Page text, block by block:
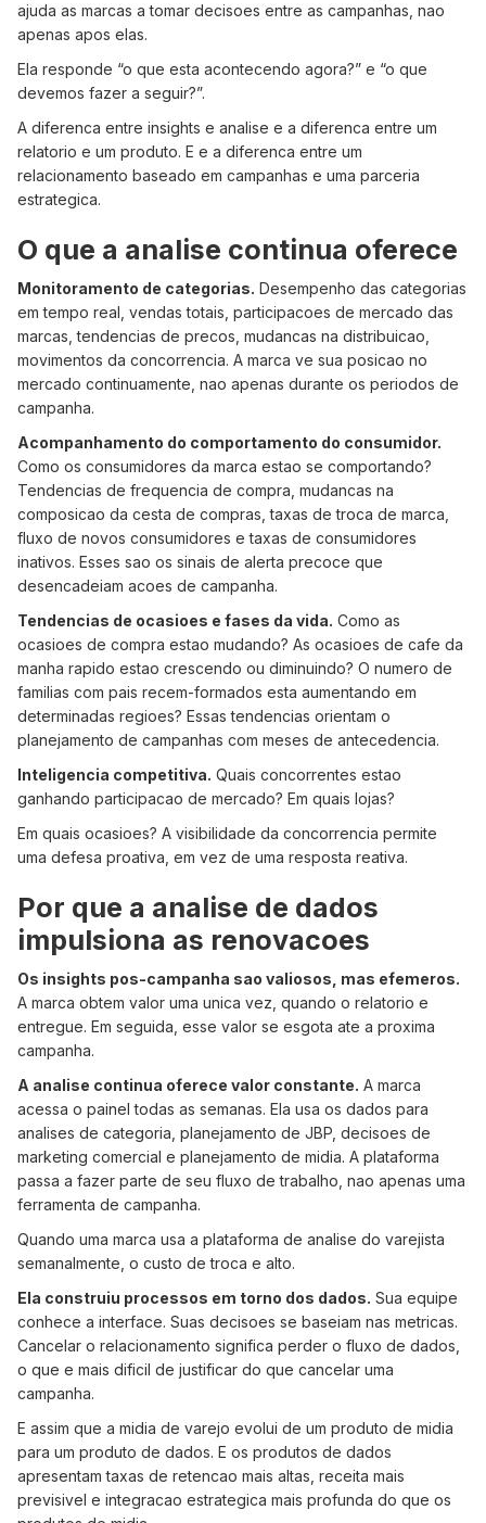
ajuda as marcas a tomar decisoes entre as campanhas, nao
apenas apos elas.
Ela responde “o que esta acontecendo agora?” e “o que
devemos fazer a seguir?”.
A diferenca entre insights e analise e a diferenca entre um
relatorio e um produto. E e a diferenca entre um
relacionamento baseado em campanhas e uma parceria
estrategica.
O que a analise continua oferece
Monitoramento de categorias. Desempenho das categorias
em tempo real, vendas totais, participacoes de mercado das
marcas, tendencias de precos, mudancas na distribuicao,
movimentos da concorrencia. A marca ve sua posicao no
mercado continuamente, nao apenas durante os periodos de
campanha.
Acompanhamento do comportamento do consumidor.
Como os consumidores da marca estao se comportando?
Tendencias de frequencia de compra, mudancas na
composicao da cesta de compras, taxas de troca de marca,
fluxo de novos consumidores e taxas de consumidores
inativos. Esses sao os sinais de alerta precoce que
desencadeiam acoes de campanha.
Tendencias de ocasioes e fases da vida. Como as
ocasioes de compra estao mudando? As ocasioes de cafe da
manha rapido estao crescendo ou diminuindo? O numero de
familias com pais recem-formados esta aumentando em
determinadas regioes? Essas tendencias orientam o
planejamento de campanhas com meses de antecedencia.
Inteligencia competitiva. Quais concorrentes estao
ganhando participacao de mercado? Em quais lojas?
Em quais ocasioes? A visibilidade da concorrencia permite
uma defesa proativa, em vez de uma resposta reativa.
Por que a analise de dados
impulsiona as renovacoes
Os insights pos-campanha sao valiosos, mas efemeros.
A marca obtem valor uma unica vez, quando o relatorio e
entregue. Em seguida, esse valor se esgota ate a proxima
campanha.
A analise continua oferece valor constante. A marca
acessa o painel todas as semanas. Ela usa os dados para
analises de categoria, planejamento de JBP, decisoes de
marketing comercial e planejamento de midia. A plataforma
passa a fazer parte de seu fluxo de trabalho, nao apenas uma
ferramenta de campanha.
Quando uma marca usa a plataforma de analise do varejista
semanalmente, o custo de troca e alto.
Ela construiu processos em torno dos dados. Sua equipe
conhece a interface. Suas decisoes se baseiam nas metricas.
Cancelar o relacionamento significa perder o fluxo de dados,
o que e mais dificil de justificar do que cancelar uma
campanha.
E assim que a midia de varejo evolui de um produto de midia
para um produto de dados. E os produtos de dados
apresentam taxas de retencao mais altas, receita mais
previsivel e integracao estrategica mais profunda do que os